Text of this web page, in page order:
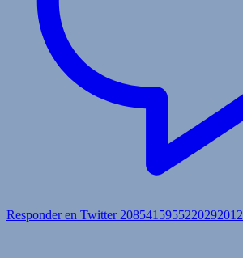
Responder en Twitter 2085415955220292012